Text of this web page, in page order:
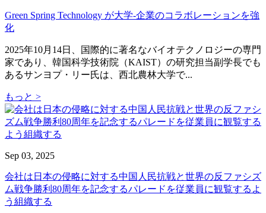
Green Spring Technology が大学-企業のコラボレーションを強
化
2025年10月14日、国際的に著名なバイオテクノロジーの専門
家であり、韓国科学技術院（KAIST）の研究担当副学長でも
あるサンヨプ・リー氏は、西北農林大学で...
もっと >
Sep 03, 2025
会社は日本の侵略に対する中国人民抗戦と世界の反ファシズ
ム戦争勝利80周年を記念するパレードを従業員に観覧するよ
う組織する